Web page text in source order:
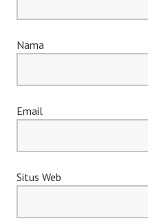
Nama
Email
Situs Web